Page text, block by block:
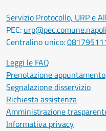
Servizio Protocollo, URP e
PEC:
Centralino unico:
Leggi le FAQ
Prenotazione appuntamento
Segnalazione disservizio
Richiesta assistenza
Amministrazione
Informativa privacy